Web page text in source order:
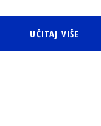
UČITAJ VIŠE